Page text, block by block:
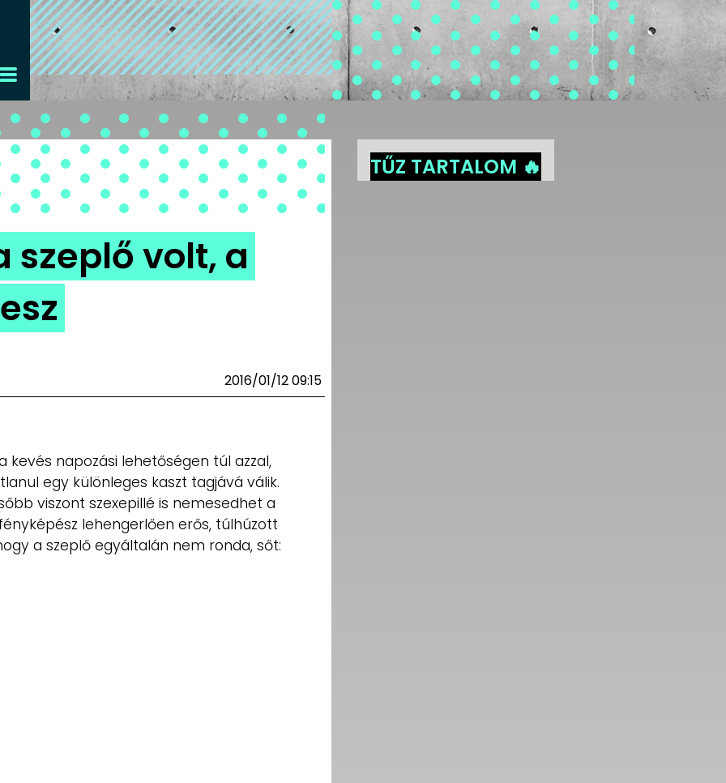
szeplő volt, a
2016/01/12 09:15
kevés napozási lehetőségen túl azzal,
egy különleges kaszt tagjává válik.
viszont szexepillé is nemesedhet a
lehengerlően erős, túlhúzott
a szeplő egyáltalán nem ronda, sőt:
TŰZ TARTALOM 🔥